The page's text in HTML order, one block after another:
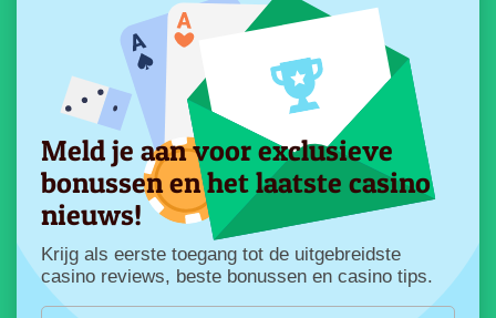
Meld je aan voor exclusieve
bonussen en het laatste casino
nieuws!
Krijg als eerste toegang tot de uitgebreidste
casino reviews, beste bonussen en casino tips.